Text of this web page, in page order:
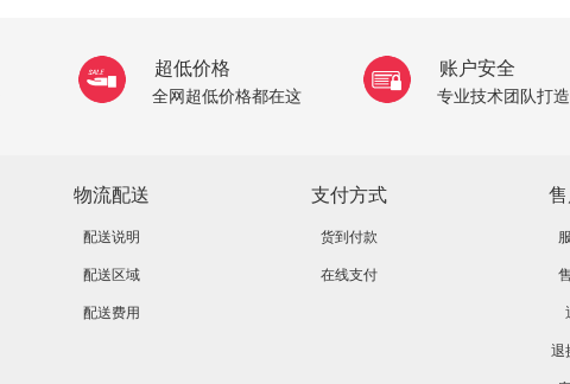
超低价格
全网超低价格都在这
账户安全
专业技术团队打造
物流配送
配送说明
配送区域
配送费用
支付方式
货到付款
在线支付
退